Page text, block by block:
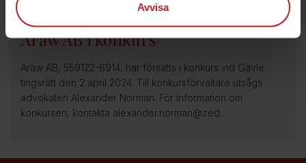
Avvisa
3 Apr 2024
Araw AB i konkurs
Araw AB, 559122-6914, har försatts i konkurs vid Gävle
tingsrätt den 2 april 2024. Till konkursförvaltare utsågs
advokaten Alexander Norman. För information om
konkursen, kontakta alexander.norman@zed…